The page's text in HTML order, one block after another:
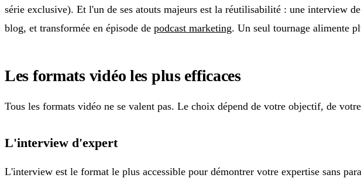
série exclusive). Et l'un de ses atouts majeurs est la réutilisabilité : une interview
blog, et transformée en épisode de podcast marketing. Un seul tournage alimente
Les formats vidéo les plus efficaces
Tous les formats vidéo ne se valent pas. Le choix dépend de votre objectif, de
L'interview d'expert
L'interview est le format le plus accessible pour démontrer votre expertise sans